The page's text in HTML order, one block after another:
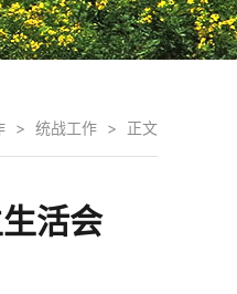
> 统战工作 > 正文
活会